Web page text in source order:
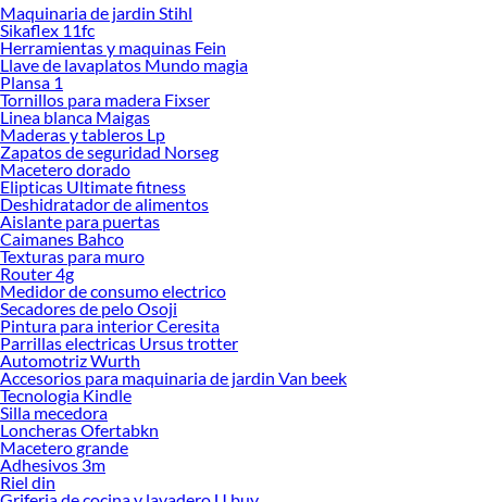
Desde remodelaciones hasta proyectos de decoración, estamos aquí para hacer
tus ideas realidad. ¡Visítanos y encuentra todo lo que tenemos para ofrecerte en
Mascotas!
Explora la variedad de productos de Mascotas en Sodimac
Herramientas, materiales y accesorios de calidad para tus proyectos y
renovación de espacios. ¡Visítanos y descubre todo lo que tenemos para
ofrecerte!
Encuentra una amplia variedad de productos de Mascotas en Sodimac.
Encuentra todo lo necesario para tus proyectos de renovación y decoración.
¡Visítanos y haz tus ideas realidad!
Maquinaria de jardin Stihl
Sikaflex 11fc
Herramientas y maquinas Fein
Llave de lavaplatos Mundo magia
Plansa 1
Tornillos para madera Fixser
Linea blanca Maigas
Maderas y tableros Lp
Zapatos de seguridad Norseg
Macetero dorado
Elipticas Ultimate fitness
Deshidratador de alimentos
Aislante para puertas
Caimanes Bahco
Texturas para muro
Router 4g
Medidor de consumo electrico
Secadores de pelo Osoji
Pintura para interior Ceresita
Parrillas electricas Ursus trotter
Automotriz Wurth
Accesorios para maquinaria de jardin Van beek
Tecnologia Kindle
Silla mecedora
Loncheras Ofertabkn
Macetero grande
Adhesivos 3m
Riel din